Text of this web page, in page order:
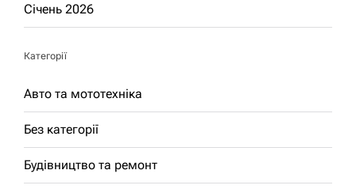
Січень 2026
Категорії
Авто та мототехніка
Без категорії
Будівництво та ремонт